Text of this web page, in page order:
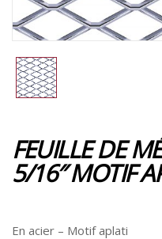
FEUILLE DE
5/16″ MOTIF
En acier – Motif aplati